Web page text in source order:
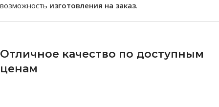
возможность изготовления на заказ.
Отличное качество по доступным
ценам